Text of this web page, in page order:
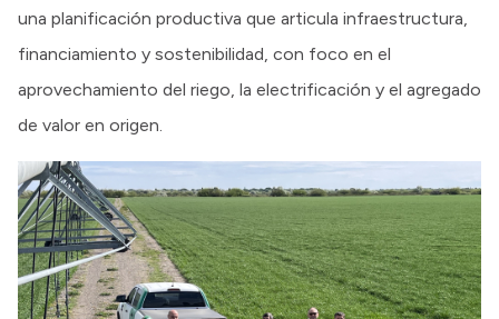
una planificación productiva que articula infraestructura,
financiamiento y sostenibilidad, con foco en el
aprovechamiento del riego, la electrificación y el agregado
de valor en origen.